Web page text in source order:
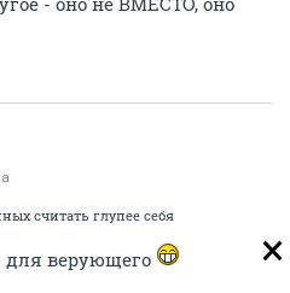
считать глупее себя
для верующего